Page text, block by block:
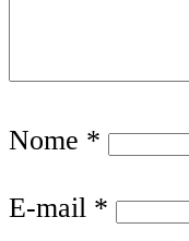
Nome *
E-mail *